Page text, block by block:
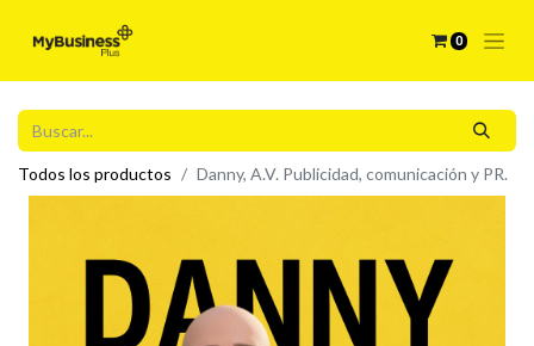
0
Todos los productos Danny, A.V. Publicidad, comunicación y PR.